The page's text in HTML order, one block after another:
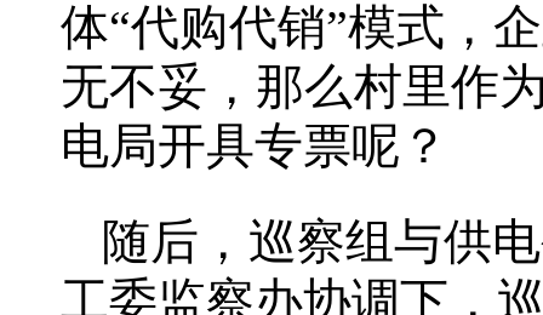
体“代购代销”模式，
无不妥，那么村里作
电局开具专票呢？
随后，巡察组与供
工委监察办协调下，